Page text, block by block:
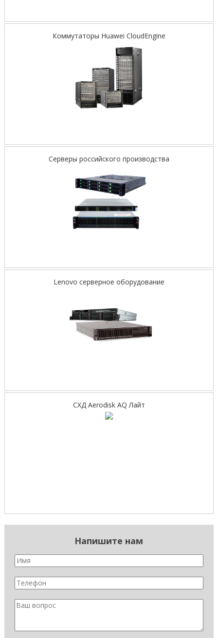
Коммутаторы Huawei CloudEngine
Серверы российского производства
Lenovo серверное оборудование
СХД Aerodisk AQ Лайт
Напишите нам